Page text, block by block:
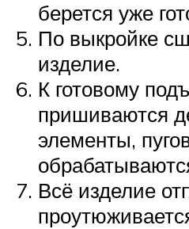
берется уже
По выкройке
изделие.
К готовому
пришиваются
элементы,
Всё изделие